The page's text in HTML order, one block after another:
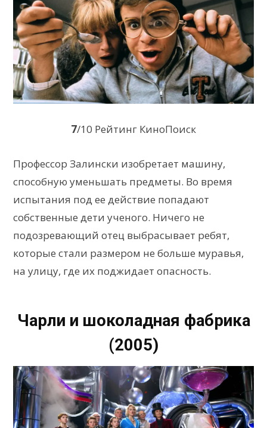
7/10 Рейтинг КиноПоиск
Профессор Залински изобретает машину,
способную уменьшать предметы. Во время
испытания под ее действие попадают
собственные дети ученого. Ничего не
подозревающий отец выбрасывает ребят,
которые стали размером не больше муравья,
на улицу, где их поджидает опасность.
Чарли и шоколадная фабрика
(2005)